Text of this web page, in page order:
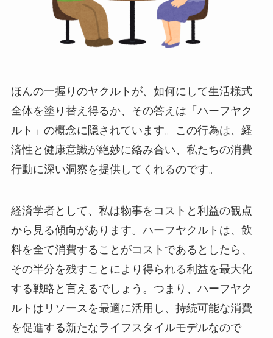
ほんの一握りのヤクルトが、如何にして生活様式
全体を塗り替え得るか、その答えは「ハーフヤク
ルト」の概念に隠されています。この行為は、経
済性と健康意識が絶妙に絡み合い、私たちの消費
行動に深い洞察を提供してくれるのです。
経済学者として、私は物事をコストと利益の観点
から見る傾向があります。ハーフヤクルトは、飲
料を全て消費することがコストであるとしたら、
その半分を残すことにより得られる利益を最大化
する戦略と言えるでしょう。つまり、ハーフヤク
ルトはリソースを最適に活用し、持続可能な消費
を促進する新たなライフスタイルモデルなので